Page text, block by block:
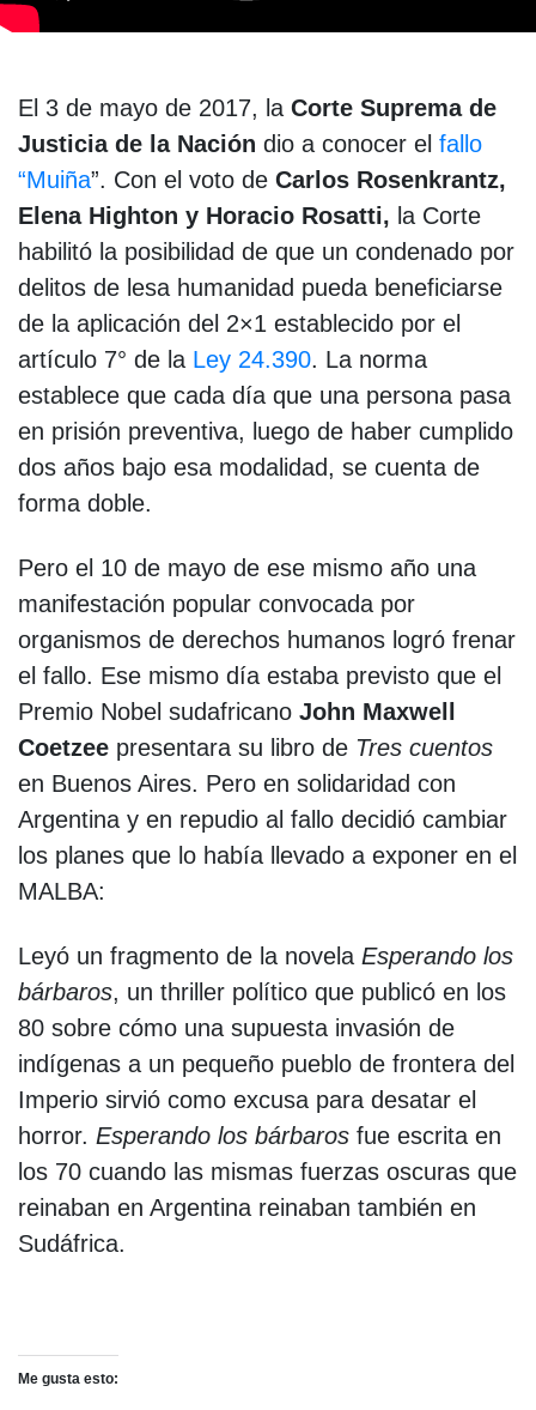
El 3 de mayo de 2017, la Corte Suprema de
Justicia de la Nación dio a conocer el fallo
“Muiña”. Con el voto de Carlos Rosenkrantz,
Elena Highton y Horacio Rosatti, la Corte
habilitó la posibilidad de que un condenado por
delitos de lesa humanidad pueda beneficiarse
de la aplicación del 2×1 establecido por el
artículo 7° de la Ley 24.390. La norma
establece que cada día que una persona pasa
en prisión preventiva, luego de haber cumplido
dos años bajo esa modalidad, se cuenta de
forma doble.
Pero el 10 de mayo de ese mismo año una
manifestación popular convocada por
organismos de derechos humanos logró frenar
el fallo. Ese mismo día estaba previsto que el
Premio Nobel sudafricano John Maxwell
Coetzee presentara su libro de Tres cuentos
en Buenos Aires. Pero en solidaridad con
Argentina y en repudio al fallo decidió cambiar
los planes que lo había llevado a exponer en el
MALBA:
Leyó un fragmento de la novela Esperando los
bárbaros, un thriller político que publicó en los
80 sobre cómo una supuesta invasión de
indígenas a un pequeño pueblo de frontera del
Imperio sirvió como excusa para desatar el
horror. Esperando los bárbaros fue escrita en
los 70 cuando las mismas fuerzas oscuras que
reinaban en Argentina reinaban también en
Sudáfrica.
Me gusta esto: